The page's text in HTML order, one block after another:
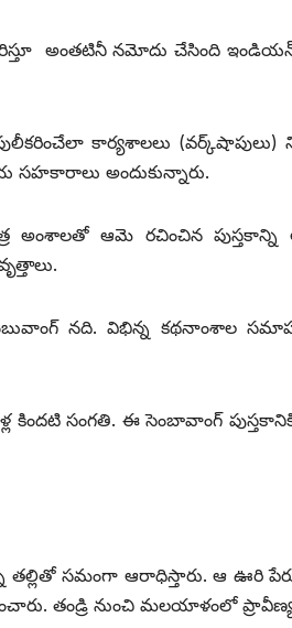
అంతటినీ నమోదు చేసింది
కార్యశాలలు
అందుకున్నారు.
అంశాలతో ఆమె రచించిన
నది. విభిన్న కథనాంశాల
సంగతి. ఈ సెంబావాంగ్‌ పుస్తకానికి
సమంగా ఆరాధిస్తారు. ఆ ఊరి
తండ్రి నుంచి మలయాళంలో